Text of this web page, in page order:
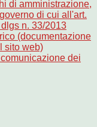
di amministrazione,
di cui all'art.
n. 33/2013
(documentazione
sito web)
dei